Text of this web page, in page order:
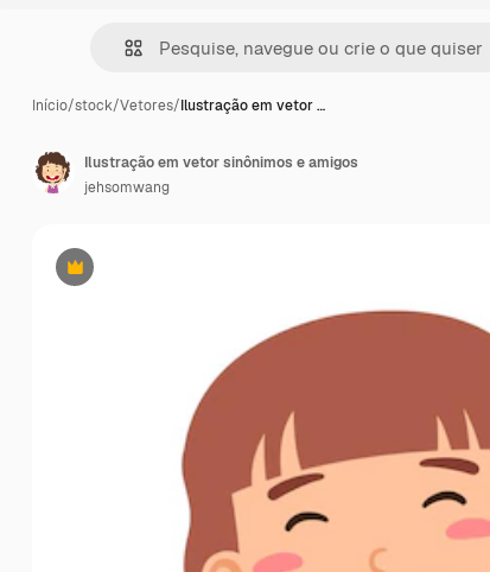
Início/stock/Vetores/Ilustração em vetor …
Premium
Ilustração em vetor sinônimos e amigos
jehsomwang